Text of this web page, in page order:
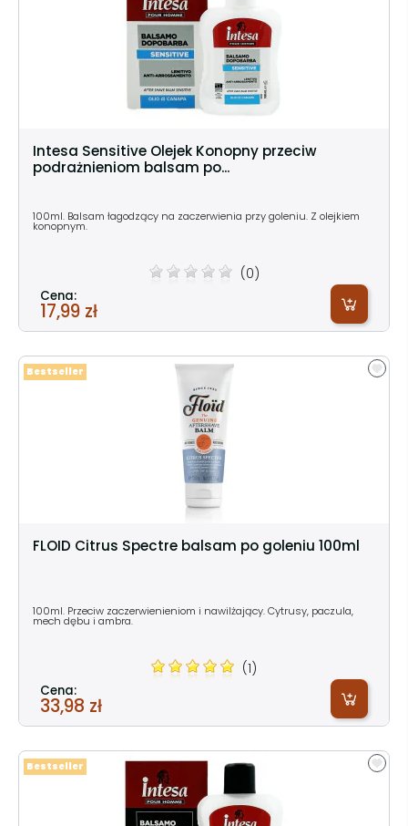
Intesa Sensitive Olejek Konopny przeciw
podrażnieniom balsam po...
100ml. Balsam łagodzący na zaczerwienia przy goleniu. Z olejkiem
konopnym.
(0)
Cena:
17,99 zł
FLOID Citrus Spectre balsam po goleniu 100ml
100ml. Przeciw zaczerwienieniom i nawilżający. Cytrusy, paczula,
mech dębu i ambra.
(1)
Cena:
33,98 zł
Bestseller
Bestseller